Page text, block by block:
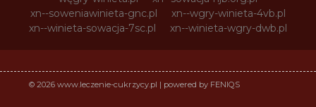
xn--soweniawinieta-gnc.pl
xn--wgry-winieta-4vb.pl
xn--winieta-sowacja-7sc.pl
xn--winieta-wgry-dwb.pl
© 2026 www.leczenie-cukrzycy.pl | powered by FENIQS